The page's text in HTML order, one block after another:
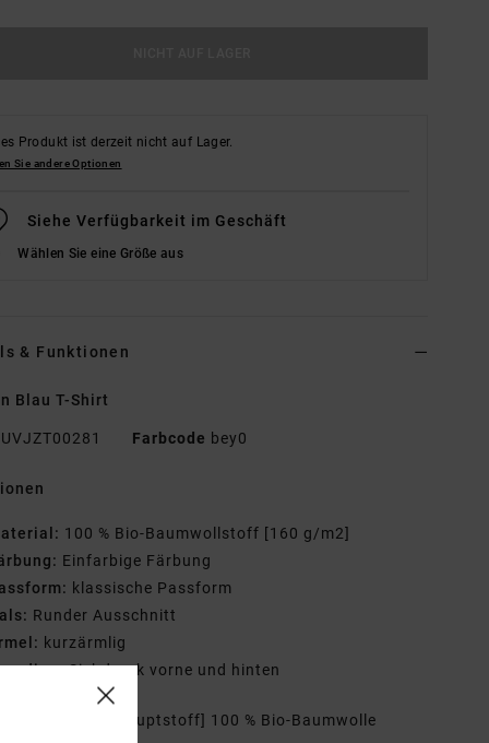
Produkt ist derzeit nicht auf Lager.
Sie andere Optionen
Siehe Verfügbarkeit im Geschäft
Wählen Sie eine Größe aus
& Funktionen
Blau T-Shirt
UVJZT00281 Farbcode bey0
100 % Bio-Baumwollstoff [160 g/m2]
Einfarbige Färbung
klassische Passform
Runder Ausschnitt
kurzärmlig
Siebdruck vorne und hinten
[Hauptstoff] 100 % Bio-Baumwolle